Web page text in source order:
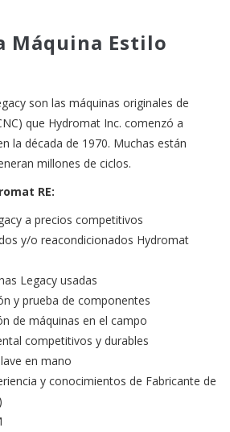
Máquina Estilo
son las máquinas originales de
que Hydromat Inc. comenzó a
la década de 1970. Muchas están
millones de ciclos.
RE:
a precios competitivos
y/o reacondicionados Hydromat
Legacy usadas
y prueba de componentes
de máquinas en el campo
competitivos y durables
en mano
y conocimientos de Fabricante de